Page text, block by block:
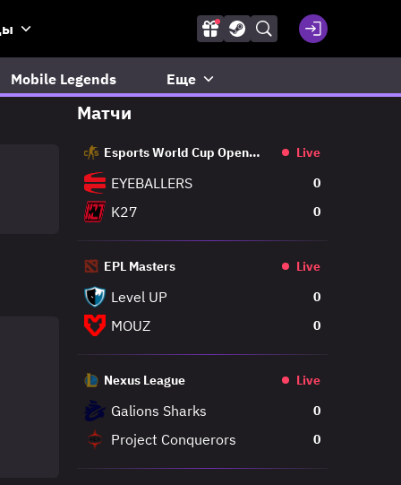
Mobile Legends Еще
Матчи
Esports World Cup Open
Live
EYEBALLERS 0
K27 0
EPL Masters Live
Level UP 0
MOUZ 0
Nexus League Live
Galions Sharks 0
Project Conquerors 0